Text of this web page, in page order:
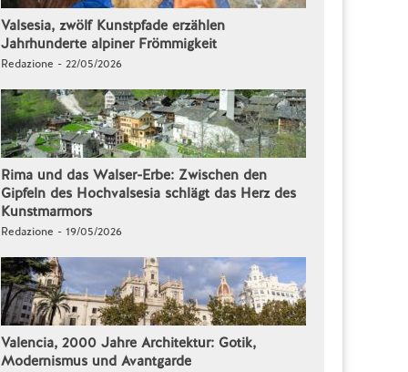
Valsesia, zwölf Kunstpfade erzählen
Jahrhunderte alpiner Frömmigkeit
Redazione - 22/05/2026
Rima und das Walser-Erbe: Zwischen den
Gipfeln des Hochvalsesia schlägt das Herz des
Kunstmarmors
Redazione - 19/05/2026
Valencia, 2000 Jahre Architektur: Gotik,
Modernismus und Avantgarde